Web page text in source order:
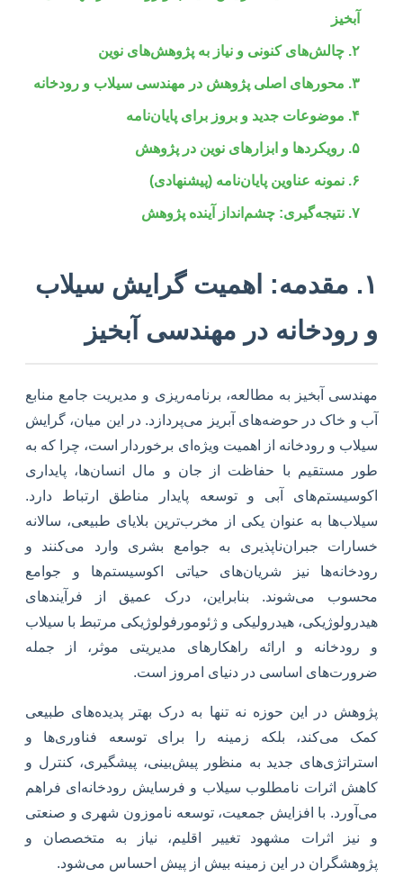
آبخیز
۲. چالش‌های کنونی و نیاز به پژوهش‌های نوین
۳. محورهای اصلی پژوهش در مهندسی سیلاب و رودخانه
۴. موضوعات جدید و بروز برای پایان‌نامه
۵. رویکردها و ابزارهای نوین در پژوهش
۶. نمونه عناوین پایان‌نامه (پیشنهادی)
۷. نتیجه‌گیری: چشم‌انداز آینده پژوهش
۱. مقدمه: اهمیت گرایش سیلاب
و رودخانه در مهندسی آبخیز
مهندسی آبخیز به مطالعه، برنامه‌ریزی و مدیریت جامع منابع
آب و خاک در حوضه‌های آبریز می‌پردازد. در این میان، گرایش
سیلاب و رودخانه از اهمیت ویژه‌ای برخوردار است، چرا که به
طور مستقیم با حفاظت از جان و مال انسان‌ها، پایداری
اکوسیستم‌های آبی و توسعه پایدار مناطق ارتباط دارد.
سیلاب‌ها به عنوان یکی از مخرب‌ترین بلایای طبیعی، سالانه
خسارات جبران‌ناپذیری به جوامع بشری وارد می‌کنند و
رودخانه‌ها نیز شریان‌های حیاتی اکوسیستم‌ها و جوامع
محسوب می‌شوند. بنابراین، درک عمیق از فرآیندهای
هیدرولوژیکی، هیدرولیکی و ژئومورفولوژیکی مرتبط با سیلاب
و رودخانه و ارائه راهکارهای مدیریتی موثر، از جمله
ضرورت‌های اساسی در دنیای امروز است.
پژوهش در این حوزه نه تنها به درک بهتر پدیده‌های طبیعی
کمک می‌کند، بلکه زمینه را برای توسعه فناوری‌ها و
استراتژی‌های جدید به منظور پیش‌بینی، پیشگیری، کنترل و
کاهش اثرات نامطلوب سیلاب و فرسایش رودخانه‌ای فراهم
می‌آورد. با افزایش جمعیت، توسعه ناموزون شهری و صنعتی
و نیز اثرات مشهود تغییر اقلیم، نیاز به متخصصان و
پژوهشگران در این زمینه بیش از پیش احساس می‌شود.